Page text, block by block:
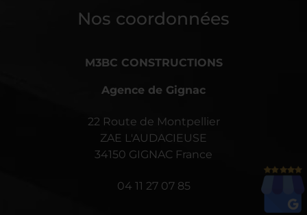
Nos coordonnées
M3BC CONSTRUCTIONS
Agence de Gignac
22 Route de Montpellier
ZAE L'AUDACIEUSE
34150 GIGNAC France
04 11 27 07 85